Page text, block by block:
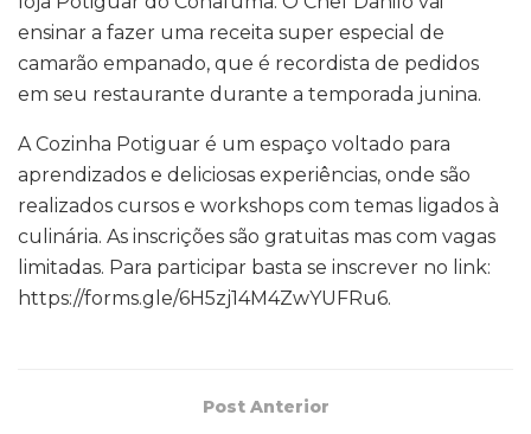
ensinar a fazer uma receita super especial de
camarão empanado, que é recordista de pedidos
em seu restaurante durante a temporada junina.
A Cozinha Potiguar é um espaço voltado para
aprendizados e deliciosas experiências, onde são
realizados cursos e workshops com temas ligados à
culinária. As inscrições são gratuitas mas com vagas
limitadas. Para participar basta se inscrever no link:
https://forms.gle/6H5zj14M4ZwYUFRu6.
Post Anterior